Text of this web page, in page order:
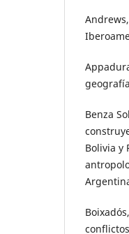
Benza
Bolivia y